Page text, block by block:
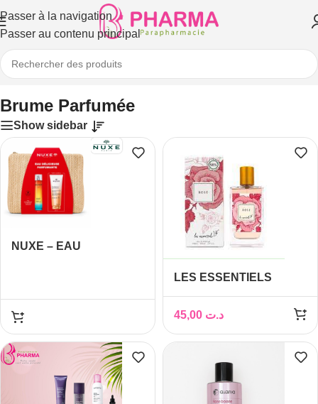
Passer à la navigation
Passer au contenu principal
Accueil/Divers/Parfums/Brume Parfumée
Brume Parfumée
Show sidebar
NUXE – EAU
DOUCHE 200ML ET
TROUSSE OFFERTES
LES ESSENTIELS
د.ت